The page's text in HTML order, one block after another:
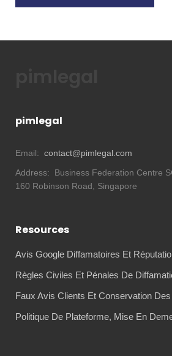
pimlegal
Email: contact@pimlegal.com
Address:
Business Federation Centre
160 Robinson Road, Singapore
Resources
Avis Google Diffamatoires Et
Règles Civiles Et Pénales De
Faux Avis Clients Et Conservation
Politique De Plateforme, Mise En